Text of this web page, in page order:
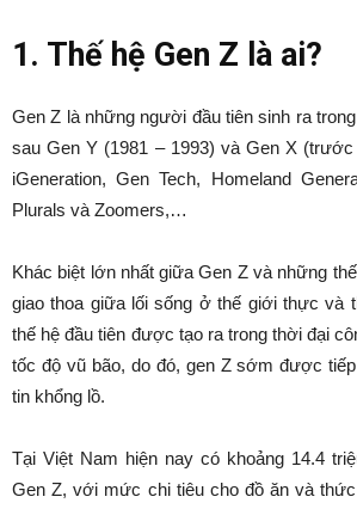
1. Thế hệ Gen Z là ai?
Gen Z là những người đầu tiên sinh ra
sau Gen Y (1981 – 1993) và Gen X
iGeneration, Gen Tech, Homeland
Plurals và Zoomers,…
Khác biệt lớn nhất giữa Gen Z và những
giao thoa giữa lối sống ở thế giới thực và
thế hệ đầu tiên được tạo ra trong thời đại
tốc độ vũ bão, do đó, gen Z sớm được
tin khổng lồ.
Tại Việt Nam hiện nay có khoảng 14.4
Gen Z, với mức chi tiêu cho đồ ăn và